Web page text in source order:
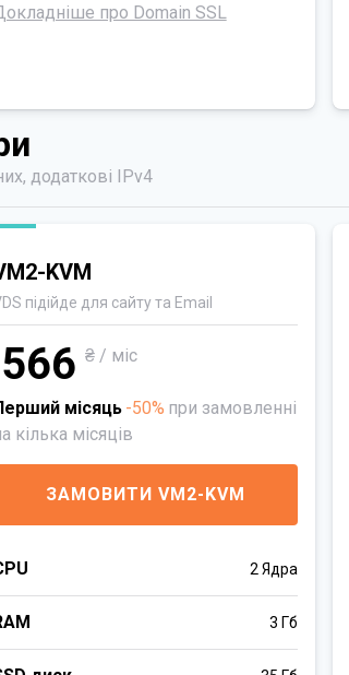
про Domain SSL
додаткові IPv4
KVM
підійде для сайту та Email
566 ₴ / міс
місяць -50% при замовленні
кілька місяців
ЗАМОВИТИ VM2-KVM
2 Ядра
3 Гб